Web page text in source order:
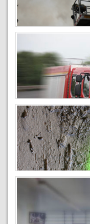
Zala VMKI 2023
2024-03-22
Ilyen volt 2022 a
2023-03-28